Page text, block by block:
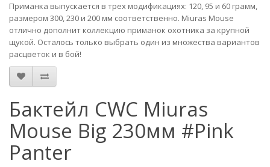
Приманка выпускается в трех модификациях: 120, 95 и 60 грамм,
размером 300, 230 и 200 мм соответственно. Miuras Mouse
отлично дополнит коллекцию приманок охотника за крупной
щукой. Осталось только выбрать один из множества вариантов
расцветок и в бой!
Бактейл CWC Miuras
Mouse Big 230мм #Pink
Panter